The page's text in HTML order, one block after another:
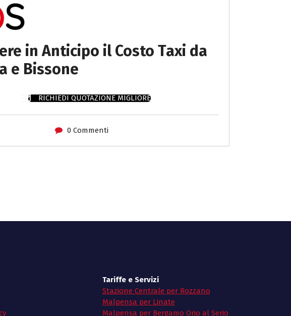
in Anticipo il Costo Taxi da
e Bissone
RICHIEDI QUOTAZIONE MIGLIORE
0 Commenti
Tariffe e Servizi
Stazione Centrale per Rozzano
Malpensa per Linate
Malpensa per Bergamo Orio al Serio